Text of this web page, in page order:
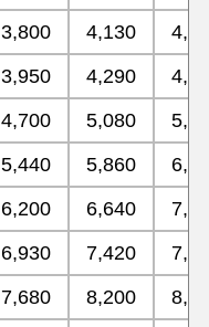
3,800 4,130
3,950 4,290
4,700 5,080
5,440 5,860
6,200 6,640
6,930 7,420
7,680 8,200